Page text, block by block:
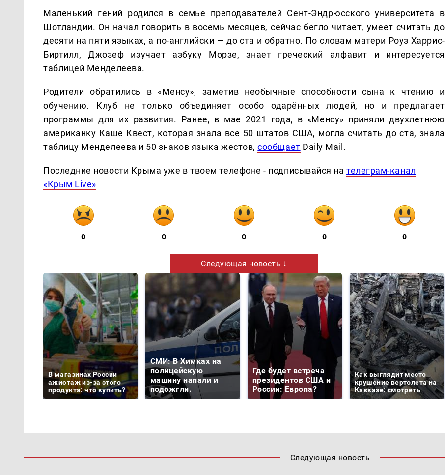
Маленький гений родился в семье преподавателей Сент-Эндрюсского университета в
Шотландии. Он начал говорить в восемь месяцев, сейчас бегло читает, умеет считать до
десяти на пяти языках, а по-английски — до ста и обратно. По словам матери Роуз Харрис-
Биртилл, Джозеф изучает азбуку Морзе, знает греческий алфавит и интересуется
таблицей Менделеева.
Родители обратились в «Менсу», заметив необычные способности сына к чтению и
обучению. Клуб не только объединяет особо одарённых людей, но и предлагает
программы для их развития. Ранее, в мае 2021 года, в «Менсу» приняли двухлетнюю
американку Каше Квест, которая знала все 50 штатов США, могла считать до ста, знала
таблицу Менделеева и 50 знаков языка жестов,сообщает Daily Mail.
Последние новости Крыма уже в твоем телефоне - подписывайся нателеграм-канал
«Крым Live»
0 0 0 0 0
Следующая новость ↓
В магазинах России
ажиотаж из-за этого
продукта: что купить?
СМИ: В Химках на
полицейскую
машину напали и
подожгли.
Где будет встреча
президентов США и
России: Европа?
Как выглядит место
крушение вертолета на
Кавказе: смотреть
Следующая новость